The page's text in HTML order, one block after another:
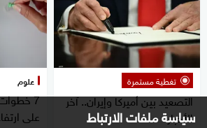
سياسة ملفات الارتباط
تغطية مستمرة
التصعيد بين أميركا وإيران.. آخر
الأخبار
علوم
7
على